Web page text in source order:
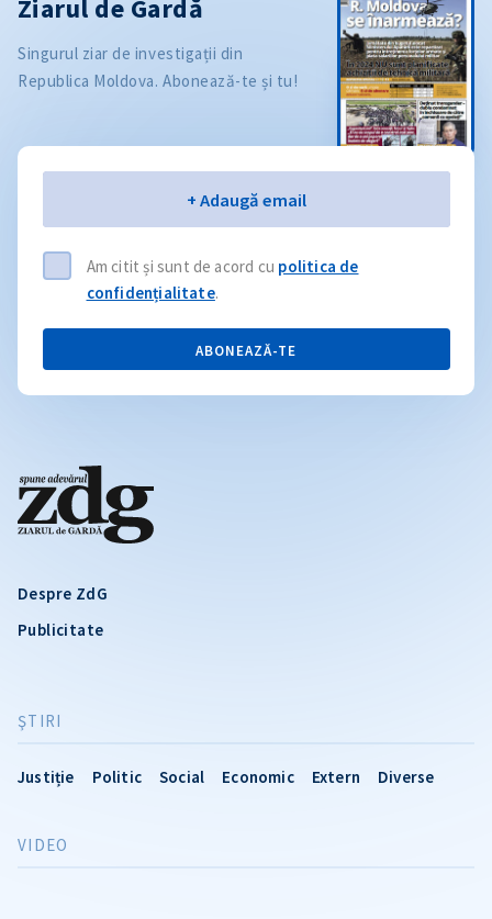
Despre ZdG
Publicitate
ŞTIRI
Justiție Politic Social Economic Extern Diverse
VIDEO
Ziarul de Gardă
Singurul ziar de investigații din
Republica Moldova. Abonează-te și tu!
+ Adaugă email
Am citit și sunt de acord cu politica de
confidențialitate.
ABONEAZĂ-TE